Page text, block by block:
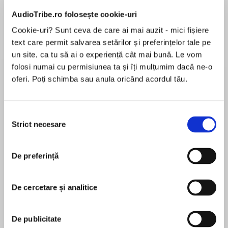
AudioTribe.ro folosește cookie-uri
Cookie-uri? Sunt ceva de care ai mai auzit - mici fișiere
text care permit salvarea setărilor și preferințelor tale pe
un site, ca tu să ai o experiență cât mai bună. Le vom
folosi numai cu permisiunea ta și îți mulțumim dacă ne-o
oferi. Poți schimba sau anula oricând acordul tău.
consimțământului
Strict necesare
De preferință
De cercetare și analitice
De publicitate
Desprecarte
Sexy, dangerous, unforgettable. . .the Madaris
family and their unlikely band of friends
captured readers' hearts and souls. Now, in The
featuring the Madaris family and friends.
One, CIA agent Sir Drake Warren gave his heart
to a woman---a fellow Marine whose death in an
vowed he would never love again. But his
devotion to his former lover is tested when he
Victoria Green. With golden-brown eyes and
MAI MULT
pentru această carte
Brenda Jackson is a New York Times bestselling
Brenda lives in Jacksonville, Florida, and divides